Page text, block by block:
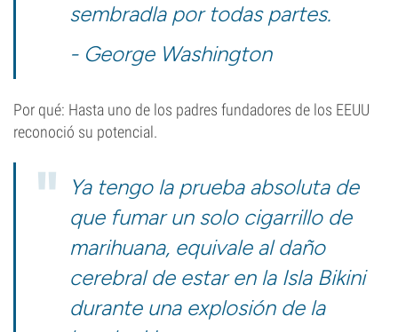
sembradla por todas partes.
- George Washington
Por qué: Hasta uno de los padres fundadores de los EEUU
reconoció su potencial.
Ya tengo la prueba absoluta de
que fumar un solo cigarrillo de
marihuana, equivale al daño
cerebral de estar en la Isla Bikini
durante una explosión de la